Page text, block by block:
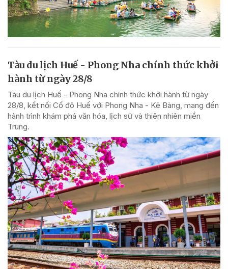
Tàu du lịch Huế - Phong Nha chính thức khởi
hành từ ngày 28/8
Tàu du lịch Huế - Phong Nha chính thức khởi hành từ ngày
28/8, kết nối Cố đô Huế với Phong Nha - Kẻ Bàng, mang đến
hành trình khám phá văn hóa, lịch sử và thiên nhiên miền
Trung.